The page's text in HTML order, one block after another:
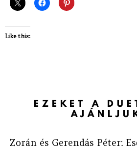
Like this:
EZEKET A
Zorán és Gerendás Péter: